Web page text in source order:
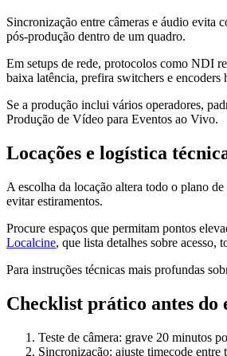
Sincronização entre câmeras e áudio evita
pós-produção dentro de um quadro.
Em setups de rede, protocolos como NDI
baixa latência, prefira switchers e
Se a produção inclui vários operadores,
Produção de Vídeo para Eventos ao Vivo.
Locações e logística
A escolha da locação altera todo o plano
evitar estiramentos.
Procure espaços que permitam pontos
Localcine, que lista detalhes sobre acesso,
Para instruções técnicas mais profundas
Checklist prático antes do
Teste de câmera: grave 20 minutos
Sincronização: ajuste timecode